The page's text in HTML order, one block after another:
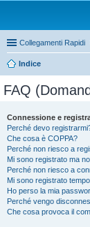
Collegamenti Rapidi
Indice
FAQ
Connessione e
Perché devo
Che cosa è COPPA?
Perché non riesco a
Mi sono registrato ma
Perché non riesco a
Mi sono registrato
Ho perso la mia
Perché vengo
Che cosa provoca il